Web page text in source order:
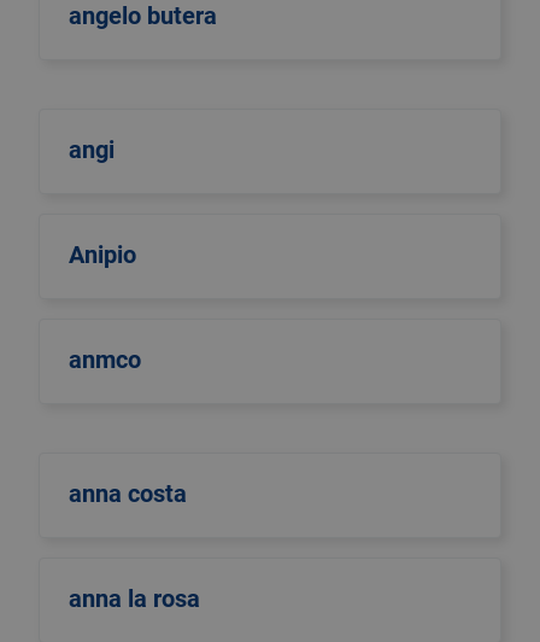
angelo butera
angi
Anipio
anmco
anna costa
anna la rosa